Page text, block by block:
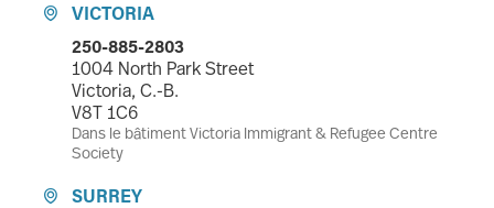

VICTORIA
250-885-2803
1004 North Park Street
Victoria, C.-B.
V8T 1C6
Dans le bâtiment Victoria Immigrant & Refugee Centre
Society

SURREY